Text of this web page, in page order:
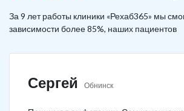
За 9 лет работы клиники «Рехаб365» мы
зависимости более 85%, наших пациентов
Сергей Обнинск